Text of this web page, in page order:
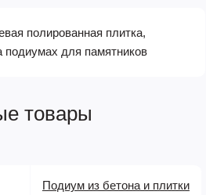
полированная плитка,
подиумах для памятников
товары
Подиум из бетона и плитки